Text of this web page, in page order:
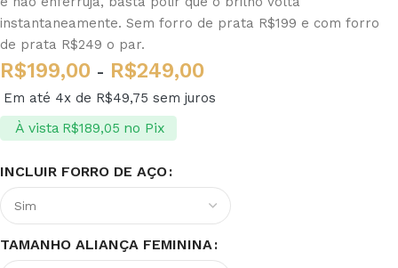
instantaneamente. Sem forro de prata R$199 e com forro
de prata R$249 o par.
R$199,00 - R$249,00
Em até 4x de R$49,75 sem juros
À vista R$189,05 no Pix
INCLUIR FORRO DE AÇO
TAMANHO ALIANÇA FEMININA